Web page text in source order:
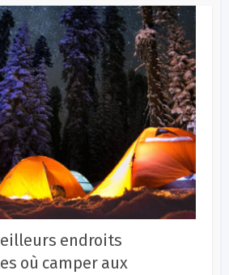
endroits
où camper aux